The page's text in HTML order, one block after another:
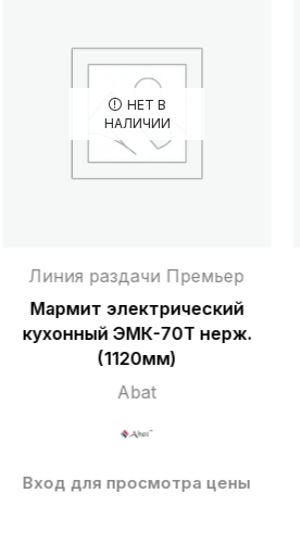
НЕТ В
НАЛИЧИИ
Линия раздачи Премьер
Мармит электрический
кухонный ЭМК-70Т нерж.
(1120мм)
Abat
Вход для просмотра цены